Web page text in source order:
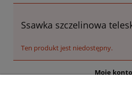
Ssawka szczelinowa
Ten produkt jest niedostępny.
Moje konto